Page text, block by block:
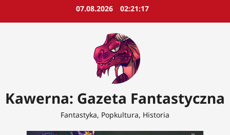
07.08.2026 02:21:19
Kawerna: Gazeta Fantastyczna
Fantastyka, Popkultura, Historia